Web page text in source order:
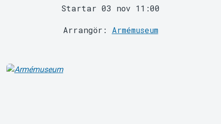
Support
Startar 03 nov 11:00
Arrangör: Armémuseum